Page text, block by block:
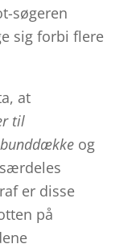
søgeren
sig forbi flere
at
til
og
er disse
på